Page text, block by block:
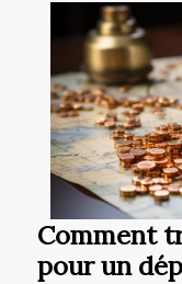
Comment
pour un